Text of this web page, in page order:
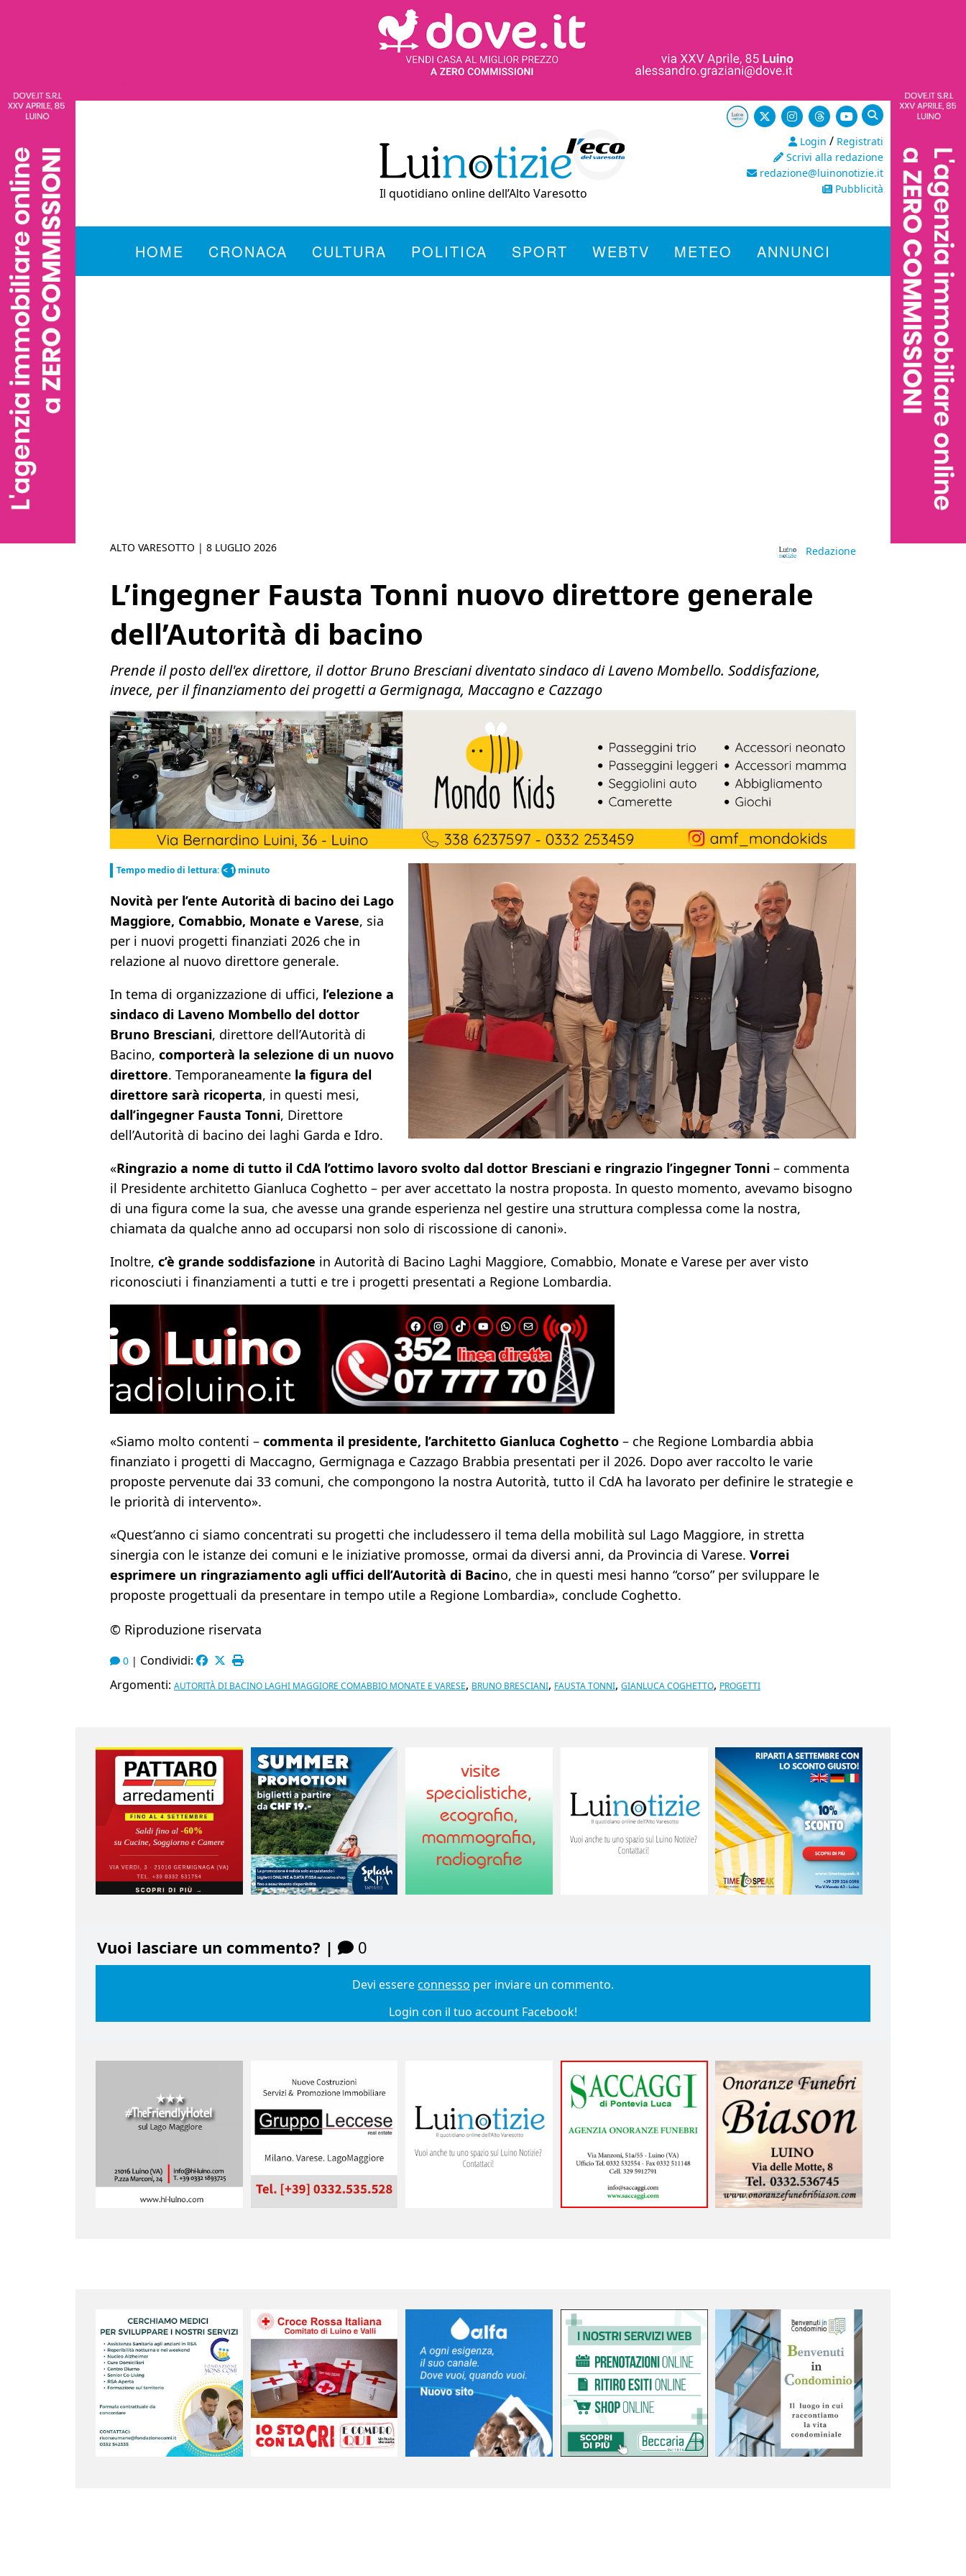
Il quotidiano online dell’Alto Varesotto
Login / Registrati
Scrivi alla redazione
redazione@luinonotizie.it
Pubblicità
HOME CRONACA CULTURA POLITICA SPORT WEBTV METEO ANNUNCI
ALTO VARESOTTO | 8 LUGLIO 2026 Redazione
L’ingegner Fausta Tonni nuovo direttore generale
dell’Autorità di bacino
Prende il posto dell'ex direttore, il dottor Bruno Bresciani diventato sindaco di Laveno Mombello. Soddisfazione,
invece, per il finanziamento dei progetti a Germignaga, Maccagno e Cazzago
Tempo medio di lettura: < 1 minuto
Novità per l’ente Autorità di bacino dei Lago
Maggiore, Comabbio, Monate e Varese, sia
per i nuovi progetti finanziati 2026 che in
relazione al nuovo direttore generale.
In tema di organizzazione di uffici, l’elezione a
sindaco di Laveno Mombello del dottor
Bruno Bresciani, direttore dell’Autorità di
Bacino, comporterà la selezione di un nuovo
direttore. Temporaneamente la figura del
direttore sarà ricoperta, in questi mesi,
dall’ingegner Fausta Tonni, Direttore
dell’Autorità di bacino dei laghi Garda e Idro.
«Ringrazio a nome di tutto il CdA l’ottimo lavoro svolto dal dottor Bresciani e ringrazio l’ingegner Tonni – commenta
il Presidente architetto Gianluca Coghetto – per aver accettato la nostra proposta. In questo momento, avevamo bisogno
di una figura come la sua, che avesse una grande esperienza nel gestire una struttura complessa come la nostra,
chiamata da qualche anno ad occuparsi non solo di riscossione di canoni».
Inoltre, c’è grande soddisfazione in Autorità di Bacino Laghi Maggiore, Comabbio, Monate e Varese per aver visto
riconosciuti i finanziamenti a tutti e tre i progetti presentati a Regione Lombardia.
«Siamo molto contenti – commenta il presidente, l’architetto Gianluca Coghetto – che Regione Lombardia abbia
finanziato i progetti di Maccagno, Germignaga e Cazzago Brabbia presentati per il 2026. Dopo aver raccolto le varie
proposte pervenute dai 33 comuni, che compongono la nostra Autorità, tutto il CdA ha lavorato per definire le strategie e
le priorità di intervento».
«Quest’anno ci siamo concentrati su progetti che includessero il tema della mobilità sul Lago Maggiore, in stretta
sinergia con le istanze dei comuni e le iniziative promosse, ormai da diversi anni, da Provincia di Varese. Vorrei
esprimere un ringraziamento agli uffici dell’Autorità di Bacino, che in questi mesi hanno “corso” per sviluppare le
proposte progettuali da presentare in tempo utile a Regione Lombardia», conclude Coghetto.
© Riproduzione riservata
0 | Condividi:
Argomenti: AUTORITÀ DI BACINO LAGHI MAGGIORE COMABBIO MONATE E VARESE, BRUNO BRESCIANI, FAUSTA TONNI, GIANLUCA COGHETTO, PROGETTI
Vuoi lasciare un commento? | 0
Devi essereconnesso per inviare un commento.
Login con il tuo account Facebook!